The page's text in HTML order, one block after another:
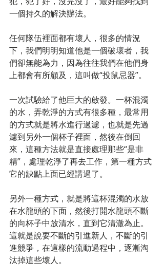
一個持久的解決辦法。
任何隊伍裡面都有壞人，很多的情況
下，我們明明知道他是一個破壞者，我
們卻無能為力，因為往往我們在他們身
上都會有所顧及，這叫做“投鼠忌器”。
一次試驗給了他巨大的啟發。一杯混濁
的水，弄乾淨的方式有很多種，最常用
的方式就是將水進行過濾，也就是先過
濾到另外一個杯子裡面，然後在倒回
來，這種方法就是直接處理那些“是非
精”，處理乾淨了再去工作，第一種方式
它的缺點上面已經講過了。
另外一種方式，就是將這杯混濁的水放
在水龍頭的下面，然後打開水龍頭不斷
的向杯子中放清水，直到它清澈為止。
這就是說要不斷的引進新人，不斷的引
進競爭，在這樣的流動過程中，逐漸淘
汰掉這些壞人。